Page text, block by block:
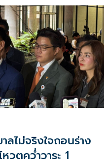
ไม่จริงใจถอนร่าง
วตคว่ำวาระ 1